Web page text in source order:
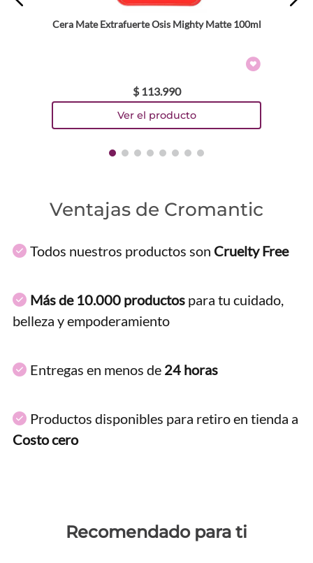
Cera Mate Extrafuerte Osis Mighty Matte 100ml
$ 113.990
Ventajas de Cromantic
Todos nuestros productos son Cruelty Free
Más de 10.000 productos para tu cuidado,
belleza y empoderamiento
Entregas en menos de 24 horas
Productos disponibles para retiro en tienda a
Costo cero
Recomendado para ti